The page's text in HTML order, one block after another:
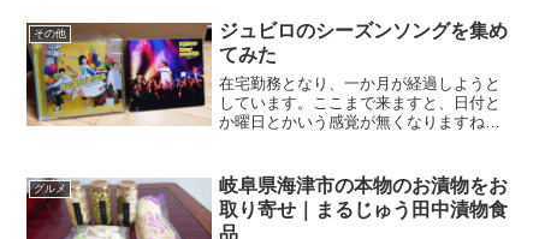
その他
ジュビロのシーズンソングを集め
てみた
在宅勤務となり、一か月が経過しようと
しています。ここまで来ますと、日付と
か曜日とかいう感覚が無くなりますね。
「そっかぁ．．．GWなんだぁ．．．」が
私の感覚。さてさて、「...
グルメ
岐阜県海津市の本物のお漬物をお
取り寄せ｜まるじゅう田中漬物食
品